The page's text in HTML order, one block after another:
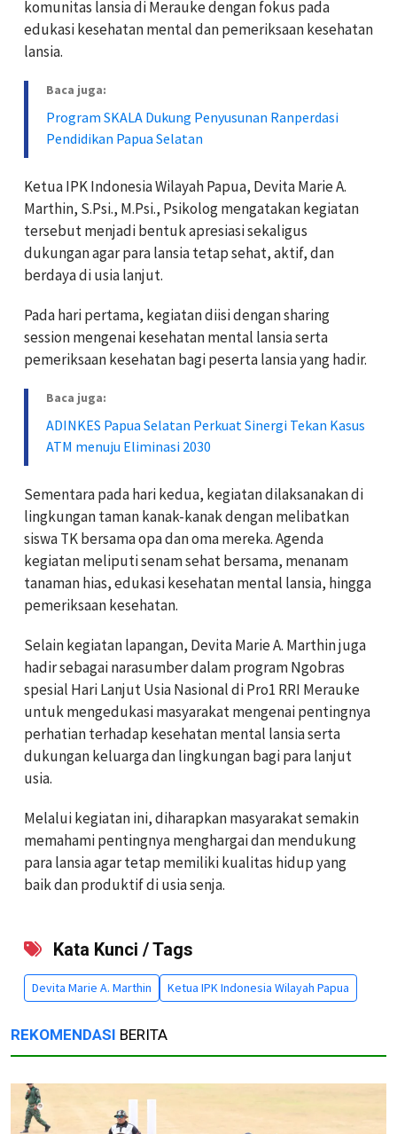
komunitas lansia di Merauke dengan fokus pada
edukasi kesehatan mental dan pemeriksaan kesehatan
lansia.
Baca juga:
Program SKALA Dukung Penyusunan Ranperdasi
Pendidikan Papua Selatan
Ketua IPK Indonesia Wilayah Papua, Devita Marie A.
Marthin, S.Psi., M.Psi., Psikolog mengatakan kegiatan
tersebut menjadi bentuk apresiasi sekaligus
dukungan agar para lansia tetap sehat, aktif, dan
berdaya di usia lanjut.
Pada hari pertama, kegiatan diisi dengan sharing
session mengenai kesehatan mental lansia serta
pemeriksaan kesehatan bagi peserta lansia yang hadir.
Baca juga:
ADINKES Papua Selatan Perkuat Sinergi Tekan Kasus
ATM menuju Eliminasi 2030
Sementara pada hari kedua, kegiatan dilaksanakan di
lingkungan taman kanak-kanak dengan melibatkan
siswa TK bersama opa dan oma mereka. Agenda
kegiatan meliputi senam sehat bersama, menanam
tanaman hias, edukasi kesehatan mental lansia, hingga
pemeriksaan kesehatan.
Selain kegiatan lapangan, Devita Marie A. Marthin juga
hadir sebagai narasumber dalam program Ngobras
spesial Hari Lanjut Usia Nasional di Pro1 RRI Merauke
untuk mengedukasi masyarakat mengenai pentingnya
perhatian terhadap kesehatan mental lansia serta
dukungan keluarga dan lingkungan bagi para lanjut
usia.
Melalui kegiatan ini, diharapkan masyarakat semakin
memahami pentingnya menghargai dan mendukung
para lansia agar tetap memiliki kualitas hidup yang
baik dan produktif di usia senja.
Kata Kunci / Tags
Devita Marie A. Marthin Ketua IPK Indonesia Wilayah Papua
REKOMENDASI BERITA